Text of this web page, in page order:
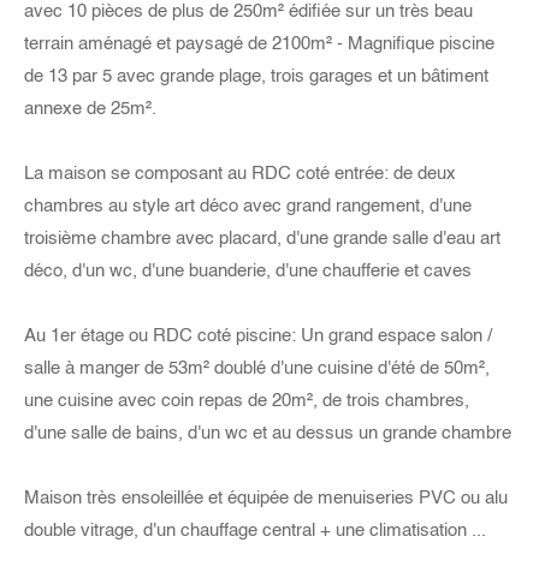
avec 10 pièces de plus de 250m² édifiée sur un très beau
terrain aménagé et paysagé de 2100m² - Magnifique piscine
de 13 par 5 avec grande plage, trois garages et un bâtiment
annexe de 25m².
La maison se composant au RDC coté entrée: de deux
chambres au style art déco avec grand rangement, d'une
troisième chambre avec placard, d'une grande salle d'eau art
déco, d'un wc, d'une buanderie, d'une chaufferie et caves
Au 1er étage ou RDC coté piscine: Un grand espace salon /
salle à manger de 53m² doublé d'une cuisine d'été de 50m²,
une cuisine avec coin repas de 20m², de trois chambres,
d'une salle de bains, d'un wc et au dessus un grande chambre
Maison très ensoleillée et équipée de menuiseries PVC ou alu
double vitrage, d'un chauffage central + une climatisation ...